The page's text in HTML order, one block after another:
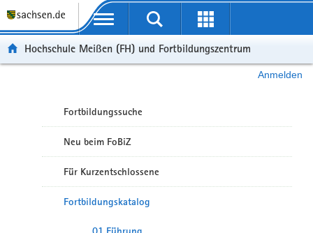
Portalübergreifende Navigation
Hochschule Meißen (FH) und Fortbildungszentrum
Anmelden
Fortbildungssuche
Neu beim FoBiZ
Für Kurzentschlossene
Fortbildungskatalog